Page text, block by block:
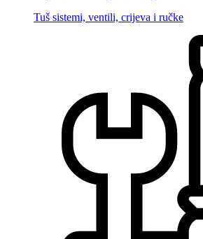
Tuš sistemi, ventili, crijeva i ručke